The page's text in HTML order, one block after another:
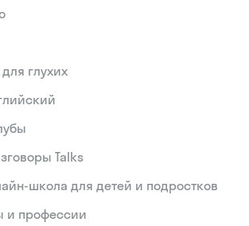
глухих
Talks
школа для детей и подростков
и профессии